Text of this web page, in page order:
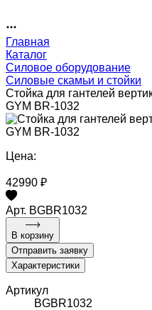
Главная
Каталог
Силовое оборудование
Силовые скамьи и стойки
Стойка для гантелей
GYM BR-1032
Цена:
42990 ₽
Арт. BGBR1032
В корзину
Отправить заявку
Характеристики
Артикул
BGBR1032